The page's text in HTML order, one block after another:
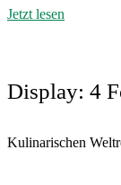
Jetzt lesen
Display: 4
Kulinarischen